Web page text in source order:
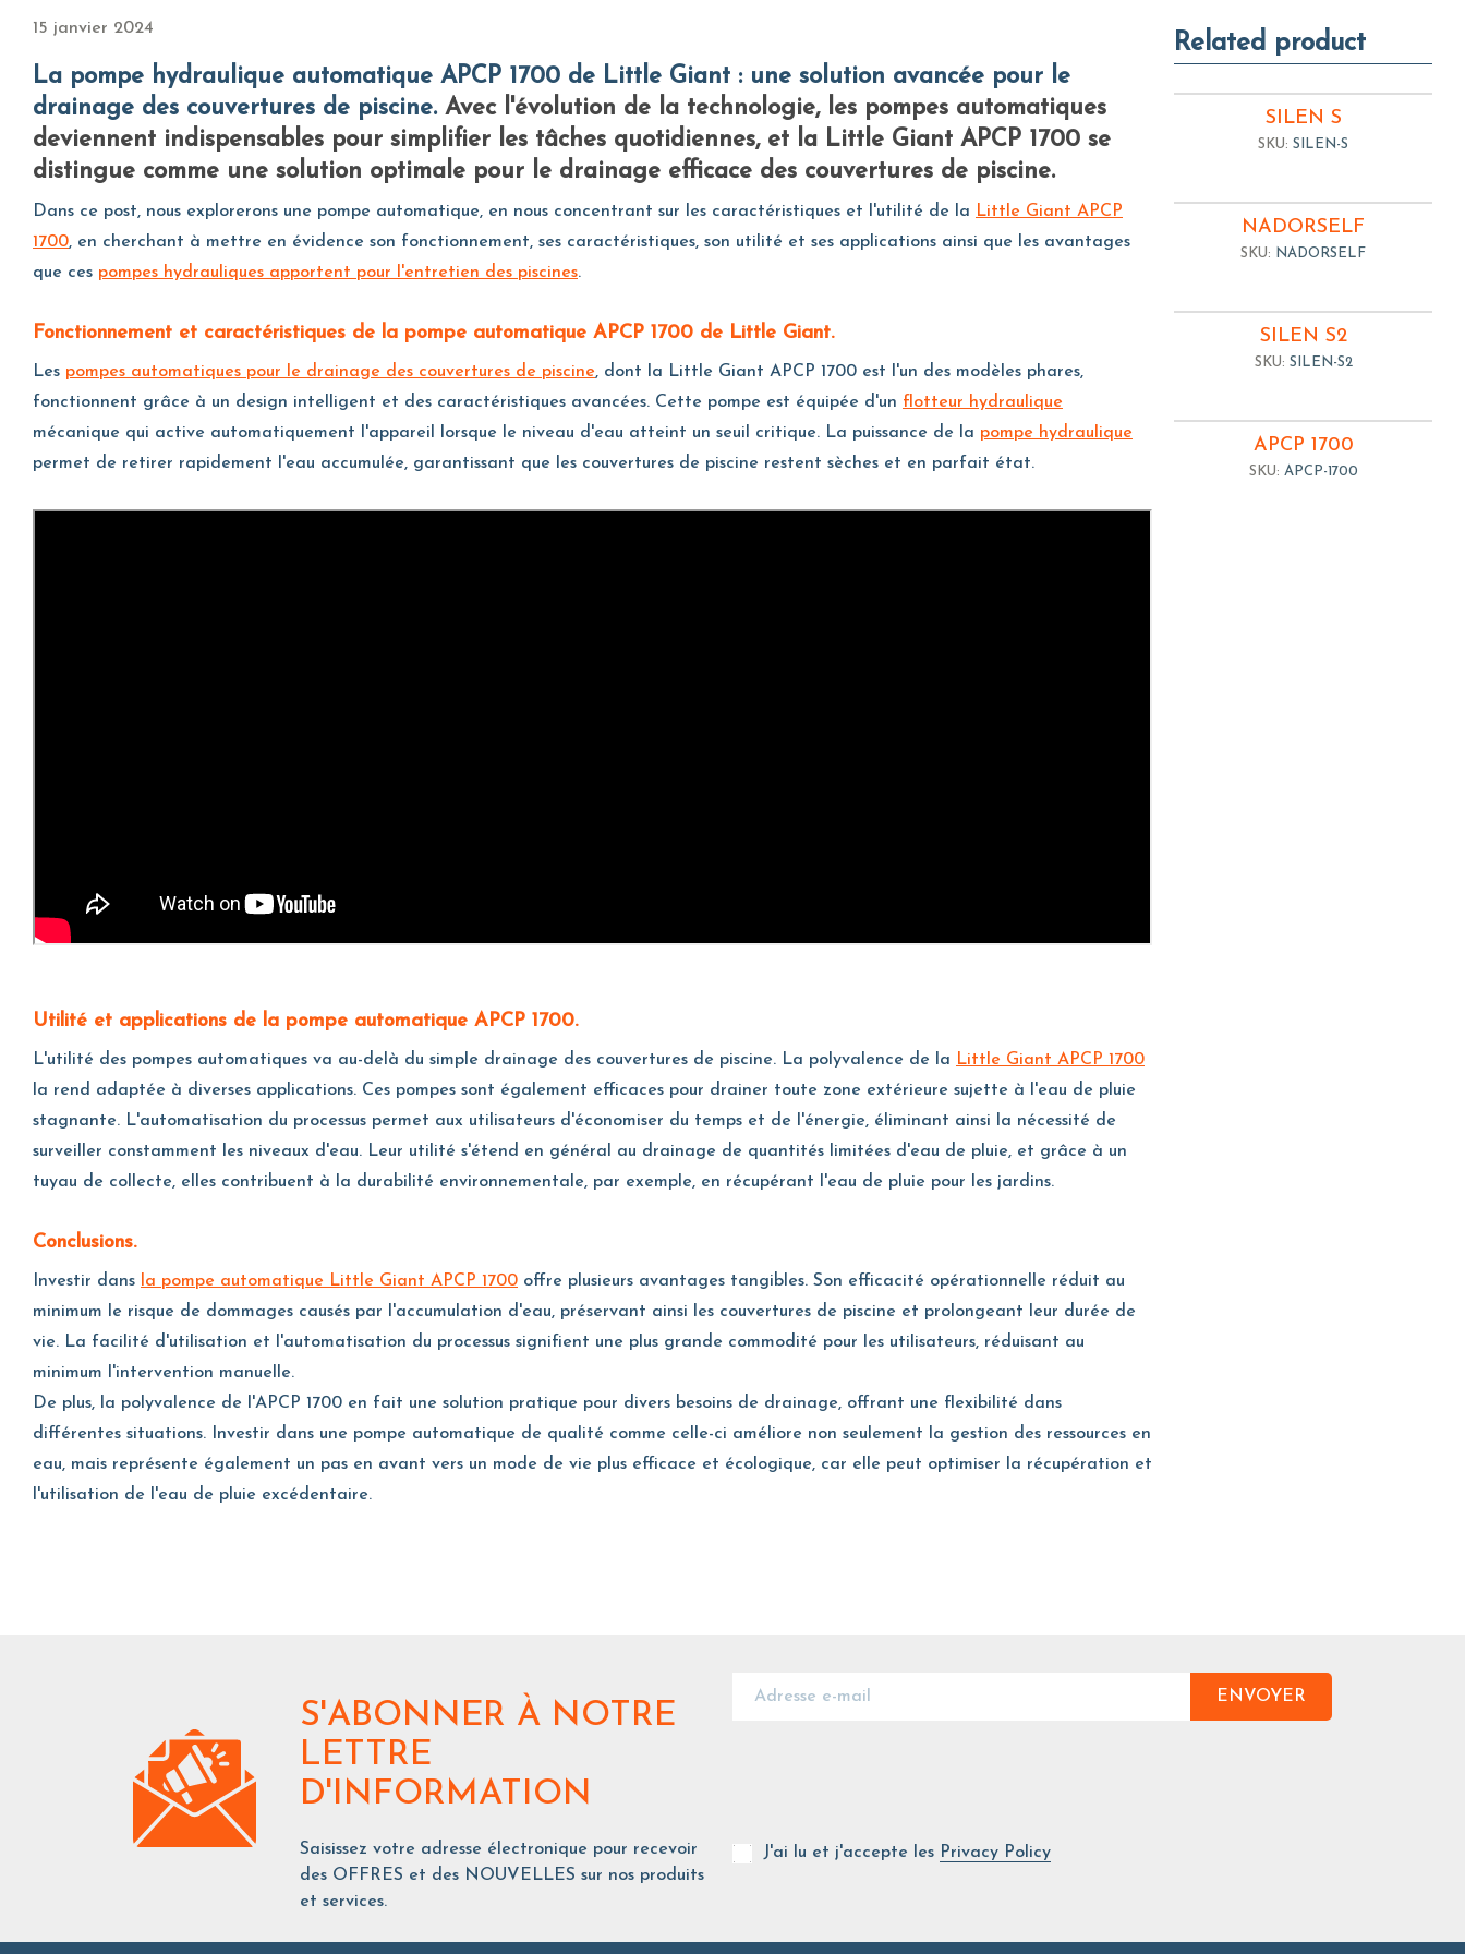
15 janvier 2024
La pompe hydraulique automatique APCP 1700 de Little Giant : une solution avancée pour le
drainage des couvertures de piscine. Avec l'évolution de la technologie, les pompes automatiques
deviennent indispensables pour simplifier les tâches quotidiennes, et la Little Giant APCP 1700 se
distingue comme une solution optimale pour le drainage efficace des couvertures de piscine.
Dans ce post, nous explorerons une pompe automatique, en nous concentrant sur les caractéristiques et l'utilité de la Little Giant APCP
1700, en cherchant à mettre en évidence son fonctionnement, ses caractéristiques, son utilité et ses applications ainsi que les avantages
que ces pompes hydrauliques apportent pour l'entretien des piscines.
Fonctionnement et caractéristiques de la pompe automatique APCP 1700 de Little Giant.
Les pompes automatiques pour le drainage des couvertures de piscine, dont la Little Giant APCP 1700 est l'un des modèles phares,
fonctionnent grâce à un design intelligent et des caractéristiques avancées. Cette pompe est équipée d'un flotteur hydraulique
mécanique qui active automatiquement l'appareil lorsque le niveau d'eau atteint un seuil critique. La puissance de la pompe hydraulique
permet de retirer rapidement l'eau accumulée, garantissant que les couvertures de piscine restent sèches et en parfait état.
Utilité et applications de la pompe automatique APCP 1700.
L'utilité des pompes automatiques va au-delà du simple drainage des couvertures de piscine. La polyvalence de la Little Giant APCP 1700
la rend adaptée à diverses applications. Ces pompes sont également efficaces pour drainer toute zone extérieure sujette à l'eau de pluie
stagnante. L'automatisation du processus permet aux utilisateurs d'économiser du temps et de l'énergie, éliminant ainsi la nécessité de
surveiller constamment les niveaux d'eau. Leur utilité s'étend en général au drainage de quantités limitées d'eau de pluie, et grâce à un
tuyau de collecte, elles contribuent à la durabilité environnementale, par exemple, en récupérant l'eau de pluie pour les jardins.
Conclusions.
Investir dans la pompe automatique Little Giant APCP 1700 offre plusieurs avantages tangibles. Son efficacité opérationnelle réduit au
minimum le risque de dommages causés par l'accumulation d'eau, préservant ainsi les couvertures de piscine et prolongeant leur durée de
vie. La facilité d'utilisation et l'automatisation du processus signifient une plus grande commodité pour les utilisateurs, réduisant au
minimum l'intervention manuelle.
De plus, la polyvalence de l'APCP 1700 en fait une solution pratique pour divers besoins de drainage, offrant une flexibilité dans
différentes situations. Investir dans une pompe automatique de qualité comme celle-ci améliore non seulement la gestion des ressources en
eau, mais représente également un pas en avant vers un mode de vie plus efficace et écologique, car elle peut optimiser la récupération et
l'utilisation de l'eau de pluie excédentaire.
Related product
SILEN S
SKU:SILEN-S
NADORSELF
SKU: NADORSELF
SILEN S2
SKU: SILEN-S2
APCP 1700
SKU: APCP-1700
S'ABONNER À NOTRE
LETTRE
D'INFORMATION
Saisissez votre adresse électronique pour recevoir
des OFFRES et des NOUVELLES sur nos produits
et services.
ENVOYER
J'ai lu et j'accepte les Privacy Policy